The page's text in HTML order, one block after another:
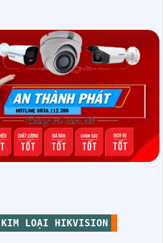
KIM LOẠI HIKVISION